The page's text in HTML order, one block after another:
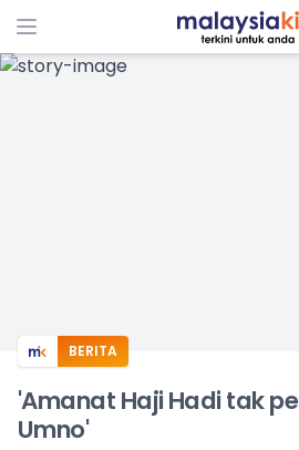
ADS
BERITA
'Amanat Haji Hadi tak
Umno'